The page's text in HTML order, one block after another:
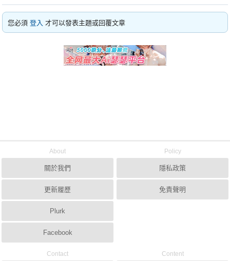
您必須登入 才可以發表主題或回覆文章
About
關於我們
更新履歷
Plurk
Facebook
Policy
隱私政策
免責聲明
Contact Content